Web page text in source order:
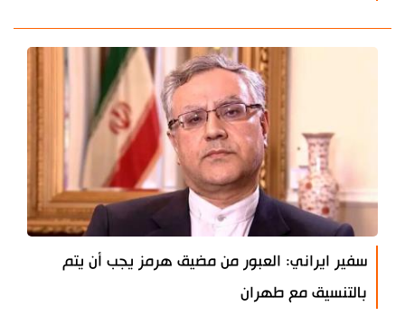
سفير ايراني: العبور من مضيق هرمز يجب أن يتم
بالتنسيق مع طهران